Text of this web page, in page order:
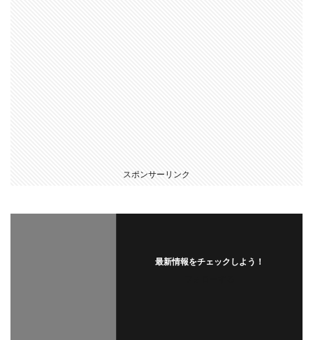
スポンサーリンク
最新情報をチェックしよう！